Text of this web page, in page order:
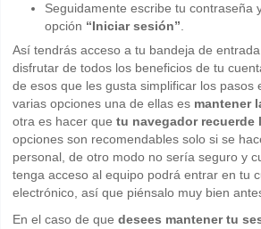
Seguidamente escribe tu contraseña
opción “Iniciar sesión”
Así tendrás acceso a tu bandeja de
disfrutar de todos los beneficios de tu
de esos que les gusta simplificar los pasos
varias opciones una de ellas es mantener
otra es hacer que tu navegador recuerde
opciones son recomendables solo si se
personal, de otro modo no sería seguro y
tenga acceso al equipo podrá entrar en tu
electrónico, así que piénsalo muy bien
En el caso de que desees mantener tu